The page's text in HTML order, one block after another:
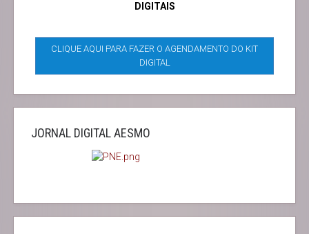
DIGITAIS
CLIQUE AQUI PARA FAZER O AGENDAMENTO DO KIT
DIGITAL
JORNAL DIGITAL AESMO